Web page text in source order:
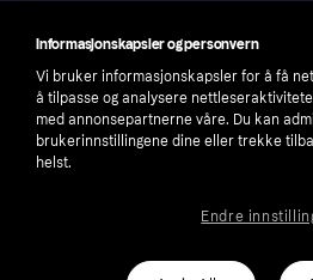
number: 556737-0431
Informasjonskapsler og personvern
Vi bruker informasjonskapsler for å få
å tilpasse og analysere
med annonsepartnerne våre. Du kan
brukerinnstillingene dine eller trekke
helst.
Endre